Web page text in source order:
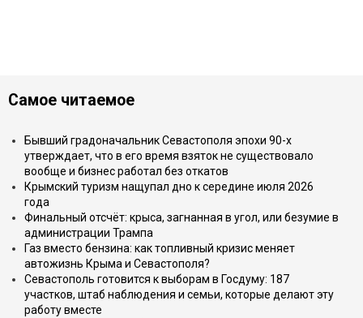
Самое читаемое
Бывший градоначальник Севастополя эпохи 90-х
утверждает, что в его время взяток не существовало
вообще и бизнес работал без откатов
Крымский туризм нащупал дно к середине июля 2026
года
Финальный отсчёт: крыса, загнанная в угол, или безумие в
администрации Трампа
Газ вместо бензина: как топливный кризис меняет
автожизнь Крыма и Севастополя?
Севастополь готовится к выборам в Госдуму: 187
участков, штаб наблюдения и семьи, которые делают эту
работу вместе